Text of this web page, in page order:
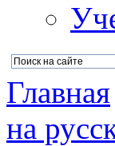
Главная
на